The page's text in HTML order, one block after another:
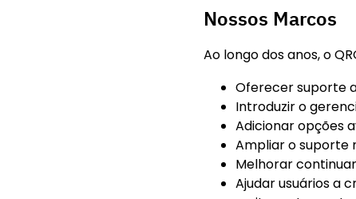
Nossos Marcos
Ao longo dos anos, o
Oferecer suporte
Introduzir o
Adicionar opções
Ampliar o suporte
Melhorar
Ajudar usuários a